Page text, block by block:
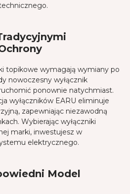
topikowe wymagają wymiany po
nowoczesny wyłącznik
ponownie natychmiast.
wyłączników EARU eliminuje
zapewniając niezawodną
Wybierając wyłączniki
marki, inwestujesz w
elektrycznego.
Model